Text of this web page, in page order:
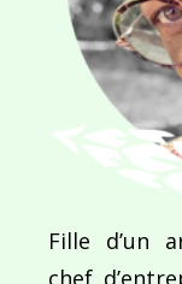
Enregistrer mon nom, mon
Fille d’un